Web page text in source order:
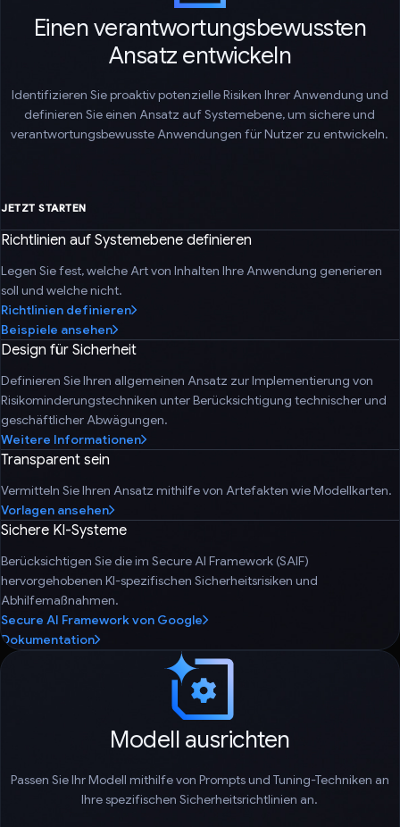
Einen verantwortungsbewussten
Ansatz entwickeln
Identifizieren Sie proaktiv potenzielle Risiken Ihrer Anwendung und
definieren Sie einen Ansatz auf Systemebene, um sichere und
verantwortungsbewusste Anwendungen für Nutzer zu entwickeln.
JETZT STARTEN
Richtlinien auf Systemebene definieren
Legen Sie fest, welche Art von Inhalten Ihre Anwendung generieren
soll und welche nicht.
Richtlinien definieren
Beispiele ansehen
Design für Sicherheit
Definieren Sie Ihren allgemeinen Ansatz zur Implementierung von
Risikominderungstechniken unter Berücksichtigung technischer und
geschäftlicher Abwägungen.
Weitere Informationen
Transparent sein
Vermitteln Sie Ihren Ansatz mithilfe von Artefakten wie Modellkarten.
Vorlagen ansehen
Sichere KI-Systeme
Berücksichtigen Sie die im Secure AI Framework (SAIF)
hervorgehobenen KI-spezifischen Sicherheitsrisiken und
Abhilfemaßnahmen.
Secure AI Framework von Google
Dokumentation
Modell ausrichten
Passen Sie Ihr Modell mithilfe von Prompts und Tuning-Techniken an
Ihre spezifischen Sicherheitsrichtlinien an.